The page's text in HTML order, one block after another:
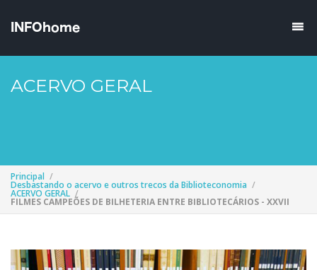
ACERVO GERAL
Principal
Desbastando o acervo e outros trecos da Biblioteconomia
ACERVO GERAL
FILMES CAMPEÕES DE BILHETERIA ENTRE BIBLIOTECÁRIOS - XXVII